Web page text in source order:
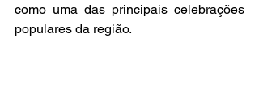
como uma das principais celebrações
populares da região.